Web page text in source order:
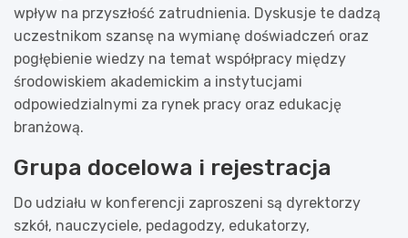
wpływ na przyszłość zatrudnienia. Dyskusje te dadzą
uczestnikom szansę na wymianę doświadczeń oraz
pogłębienie wiedzy na temat współpracy między
środowiskiem akademickim a instytucjami
odpowiedzialnymi za rynek pracy oraz edukację
branżową.
Grupa docelowa i rejestracja
Do udziału w konferencji zaproszeni są dyrektorzy
szkół, nauczyciele, pedagodzy, edukatorzy,